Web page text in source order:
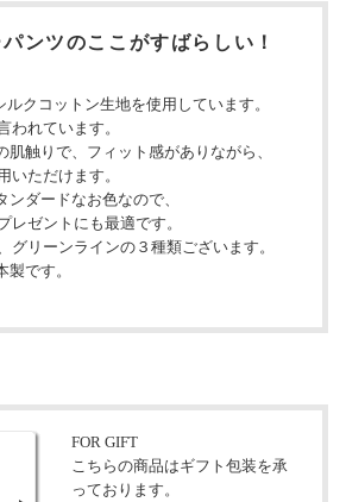
ンツのここがすばらしい！
クコットン生地を使用しています。
われています。
触りで、フィット感がありながら、
いただけます。
ダードなお色なので、
レゼントにも最適です。
グリーンラインの３種類ございます。
です。
FOR GIFT
こちらの商品はギフト包装を承
っております。